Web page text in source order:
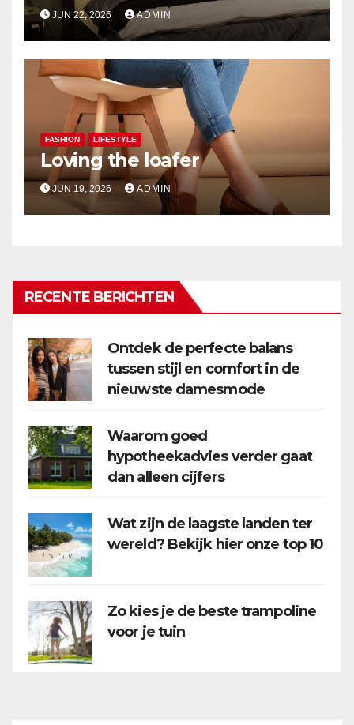
JUN 22, 2026 ADMIN
FASHION LIFESTYLE
Loving the loafer
JUN 19, 2026 ADMIN
RECENTE BERICHTEN
Ontdek de perfecte balans
tussen stijl en comfort in de
nieuwste damesmode
Waarom goed
hypotheekadvies verder gaat
dan alleen cijfers
Wat zijn de laagste landen ter
wereld? Bekijk hier onze top 10
Zo kies je de beste trampoline
voor je tuin